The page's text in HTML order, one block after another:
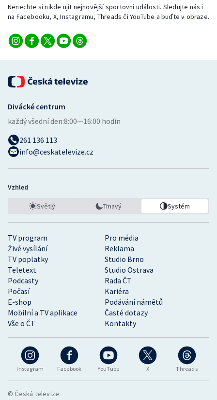
Veslování
Vodní slalom
Ostatní
Nenechte si nikde ujít nejnovější sportovní události. Sledujte nás i
na Facebooku, X, Instagramu, Threads či YouTube a buďte v obraze.
Instagram Facebook YouTube X Threads
TV program
Pro média
Živé vysílání
Reklama
TV poplatky
Studio Brno
Teletext
Studio Ostrava
Podcasty
Rada ČT
Počasí
Kariéra
E-shop
Podávání námětů
Mobilní a TV aplikace
Časté dotazy
Vše o ČT
Kontakty
Divácké centrum
každý všední den:8:00—16:00 hodin
261 136 113
info@ceskatelevize.cz
Vzhled
Světlý Tmavý Systém
© Česká televize